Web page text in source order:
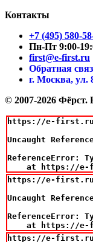
Контакты
+7 (495) 580-
Пн-Пт 9:00-
first@e-first.ru
Обратная
г. Москва, ул.
© 2007-2026
https://e-first.ru/
Uncaught
ReferenceError:
at https://e-
https://e-first.ru/
Uncaught
ReferenceError:
at https://e-
https://e-first.ru/